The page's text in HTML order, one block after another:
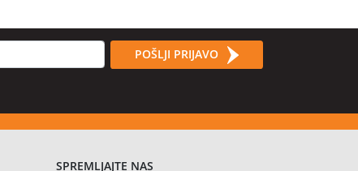
POŠLJI PRIJAVO
SPREMLJAJTE NAS